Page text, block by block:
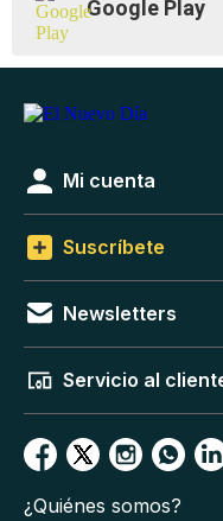
Google Play
Mi cuenta
Suscríbete
Newsletters
Servicio al
¿Quiénes somos?